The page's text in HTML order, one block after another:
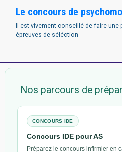
Le concours de
Il est vivement conseillé de faire
épreuves de séléction
Nos parcours de
CONCOURS IDE
Concours IDE pour AS
Préparez le concours infirmier en